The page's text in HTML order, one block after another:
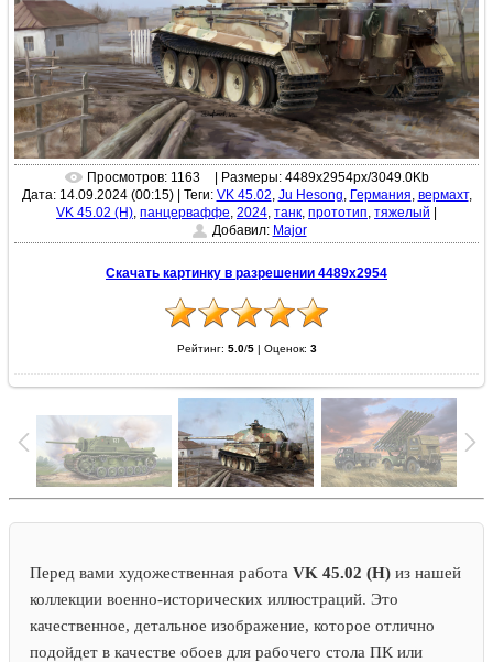
Просмотров: 1163
| Размеры: 4489x2954px/3049.0Kb
Дата: 14.09.2024 (00:15)| Теги: VK 45.02 Ju Hesong Германия вермахт,
VK 45.02 (H) панцерваффе 2024 танк прототип тяжелый |
Добавил: Major
Скачать картинку в разрешении 4489x2954
Рейтинг: 5.0/5| Оценок: 3
Перед вами художественная работа VK 45.02 (H) из нашей
коллекции военно-исторических иллюстраций. Это
качественное, детальное изображение, которое отлично
подойдет в качестве обоев для рабочего стола ПК или